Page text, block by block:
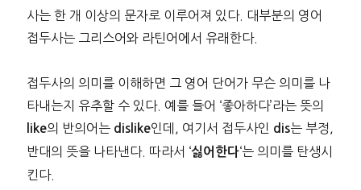
사는 한 개 이상의 문자로 이루어져 있다. 대부분의 영어
접두사는 그리스어와 라틴어에서 유래한다.
접두사의 의미를 이해하면 그 영어 단어가 무슨 의미를 나
타내는지 유추할 수 있다. 예를 들어 ‘좋아하다’라는 뜻의
like의 반의어는 dislike인데, 여기서 접두사인 dis는 부정,
반대의 뜻을 나타낸다. 따라서 ‘싫어한다‘는 의미를 탄생시
킨다.